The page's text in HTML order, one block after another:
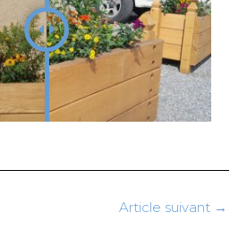
Article suivant →